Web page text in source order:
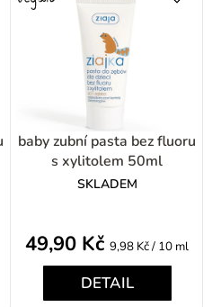
baby zubní pasta bez fluoru
s xylitolem 50ml
SKLADEM
49,90 Kč Měrná
cena:
9,98 Kč / 10 ml
DETAIL